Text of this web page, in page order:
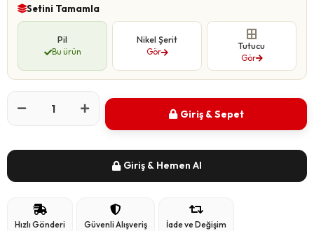
Setini Tamamla
Pil
Bu ürün
Nikel Şerit
Gör
Tutucu
Gör
Giriş & Sepet
Giriş & Hemen Al
Hızlı Gönderi Güvenli Alışveriş İade ve Değişim